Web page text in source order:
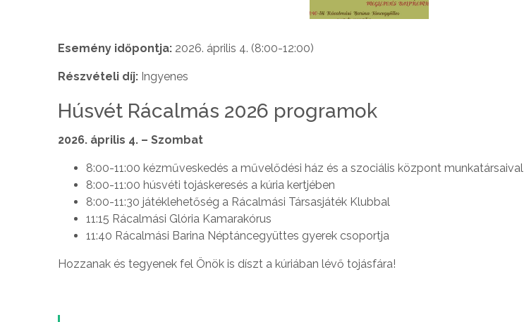
Esemény időpontja: 2026. április 4. (8:00-12:00)
Részvételi díj: Ingyenes
Húsvét Rácalmás 2026 programok
2026. április 4. – Szombat
8:00-11:00 kézműveskedés a művelődési ház és a szociális központ munkatársaival
8:00-11:00 húsvéti tojáskeresés a kúria kertjében
8:00-11:30 játéklehetőség a Rácalmási Társasjáték Klubbal
11:15 Rácalmási Glória Kamarakórus
11:40 Rácalmási Barina Néptáncegyüttes gyerek csoportja
Hozzanak és tegyenek fel Önök is díszt a kúriában lévő tojásfára!